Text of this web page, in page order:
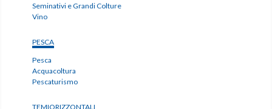
Seminativi e Grandi Colture
Vino
PESCA
Pesca
Acquacoltura
Pescaturismo
TEMIORIZZONTALI